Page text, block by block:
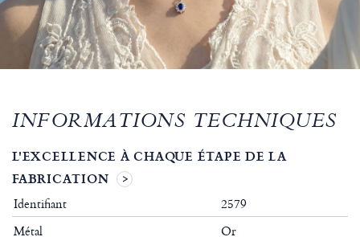
INFORMATIONS TECHNIQUES
L'EXCELLENCE À CHAQUE ÉTAPE DE LA
FABRICATION
Identifiant
2579
Métal
Or